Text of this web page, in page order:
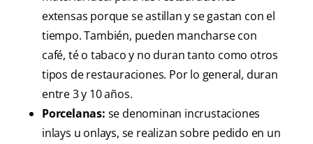
extensas porque se astillan y se gastan con el
tiempo. También, pueden mancharse con
café, té o tabaco y no duran tanto como otros
tipos de restauraciones. Por lo general, duran
entre 3 y 10 años.
Porcelanas: se denominan incrustaciones
inlays u onlays, se realizan sobre pedido en un